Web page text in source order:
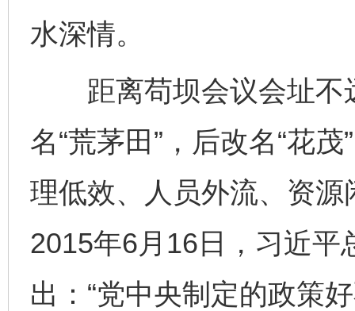
水深情。
距离苟坝会议会址不
名“荒茅田”，后改名“花
理低效、人员外流、资
2015年6月16日，习近平
出：“党中央制定的政策